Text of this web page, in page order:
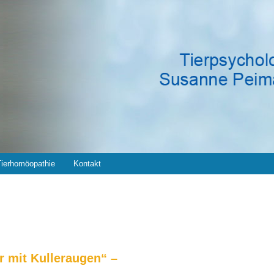
Kontakt
mit Kulleraugen“ –